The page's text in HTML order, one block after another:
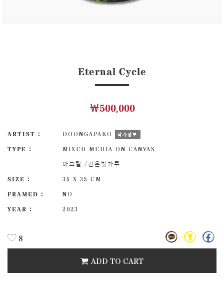
Eternal Cycle
￦500,000
ARTIST : DOONGAPAKO 작가정보
TYPE :
MIXED MEDIA ON CANVAS
아크릴 /검은빛가루
SIZE :
35 X 35 CM
FRAMED :
NO
YEAR :
2023
8
ADD TO CART